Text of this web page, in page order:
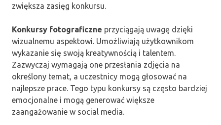
zwiększa zasięg konkursu.
Konkursy fotograficzne przyciągają uwagę dzięki
wizualnemu aspektowi. Umożliwiają użytkownikom
wykazanie się swoją kreatywnością i talentem.
Zazwyczaj wymagają one przesłania zdjęcia na
określony temat, a uczestnicy mogą głosować na
najlepsze prace. Tego typu konkursy są często bardziej
emocjonalne i mogą generować większe
zaangażowanie w social media.